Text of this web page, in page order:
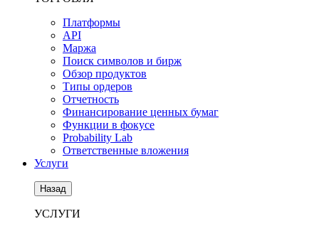
Платформы
API
Маржа
Поиск символов и бирж
Обзор продуктов
Типы ордеров
Отчетность
Финансирование ценных бумаг
Функции в фокусе
Probability Lab
Ответственные вложения
Услуги
Назад
УСЛУГИ